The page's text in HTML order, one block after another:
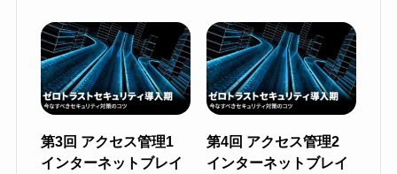
第3回 アクセス管理1
インターネットブレイ
第4回 アクセス管理2
インターネットブレイ